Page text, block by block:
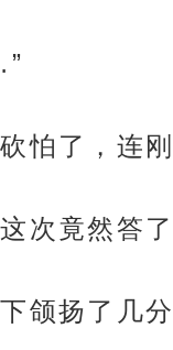
怕了，连
次竟然答
颌扬了几